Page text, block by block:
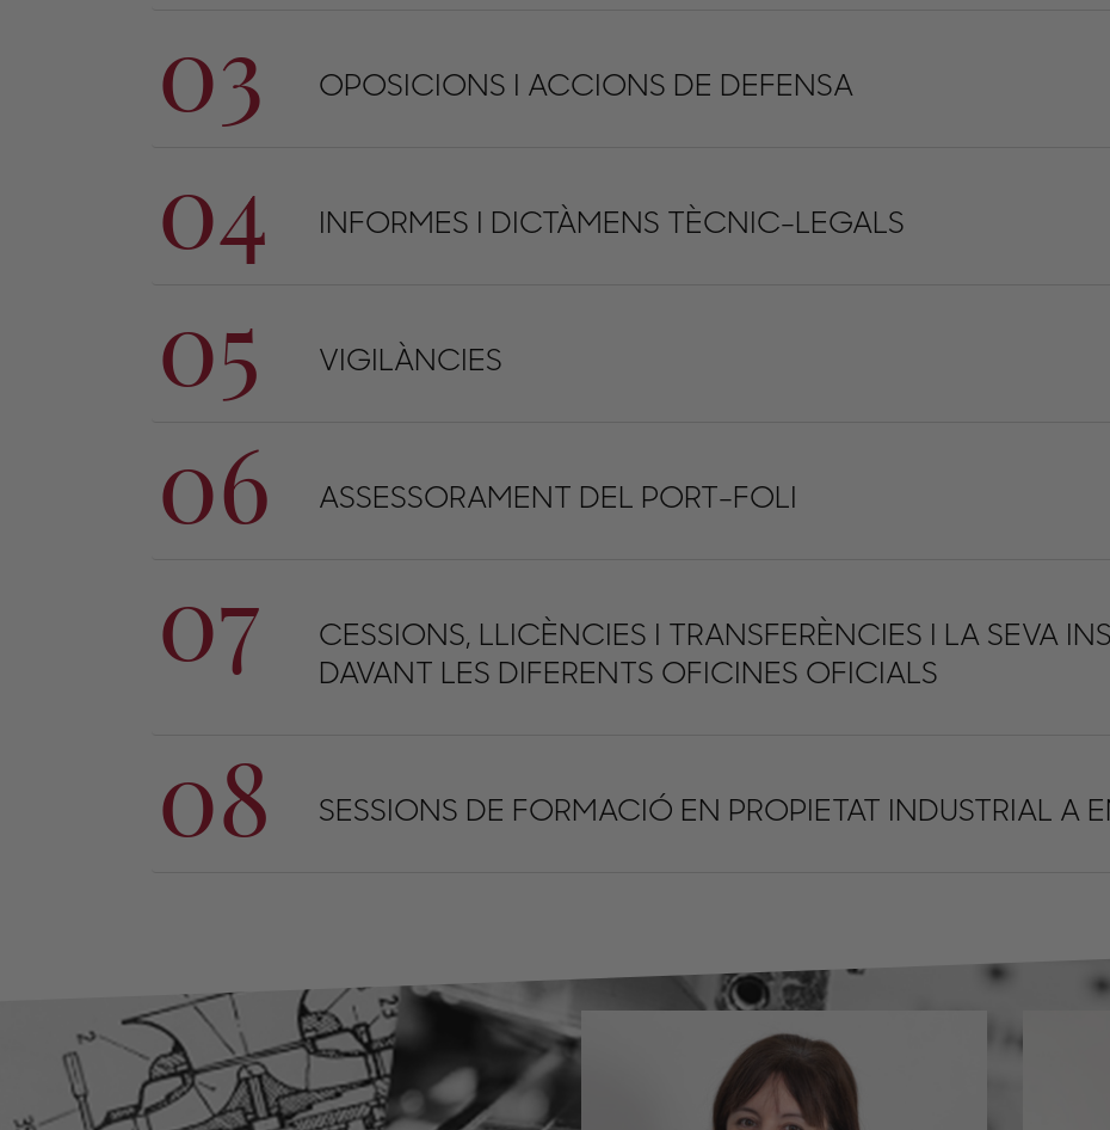
03 OPOSICIONS I ACCIONS DE DEFENSA
04 INFORMES I DICTÀMENS TÈCNIC-LEGALS
05 VIGILÀNCIES
06 ASSESSORAMENT DEL PORT-FOLI
07
CESSIONS, LLICÈNCIES I TRANSFERÈNCIES I LA SEVA
DAVANT LES DIFERENTS OFICINES OFICIALS
08 SESSIONS DE FORMACIÓ EN PROPIETAT INDUSTRIAL A